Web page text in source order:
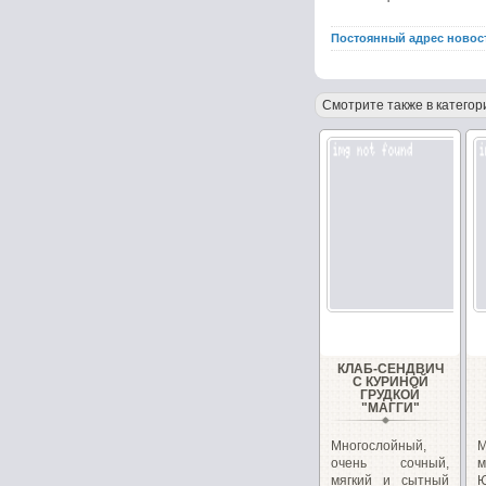
Постоянный адрес
Смотрите также в
КЛАБ-СЕНДВИЧ
С КУРИНОЙ
ГРУДКОЙ
"МАГГИ"
Многослойный,
очень сочный,
мягкий и сытный